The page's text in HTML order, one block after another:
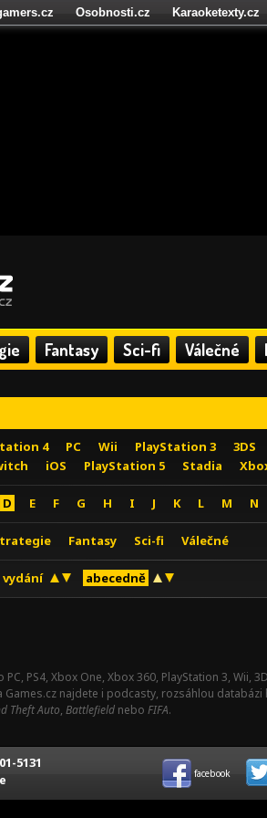
Fantasy Sci-fi Válečné
4 PC Wii PlayStation 3 3DS
iOS PlayStation 5 Stadia
D E F G H I J K L M N
Fantasy Sci-fi Válečné
abecedně
PC, PS4, Xbox One, Xbox 360, PlayStation 3, Wii,
najdete i podcasty, rozsáhlou
Theft Auto, Battlefield nebo FIFA.
Osobnosti.cz Karaoketexty.cz
5131
facebook